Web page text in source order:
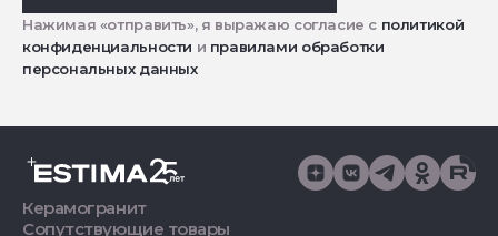
Нажимая «отправить», я выражаю согласие с политикой
конфиденциальности и правилами обработки
персональных данных
Керамогранит
Сопутствующие товары